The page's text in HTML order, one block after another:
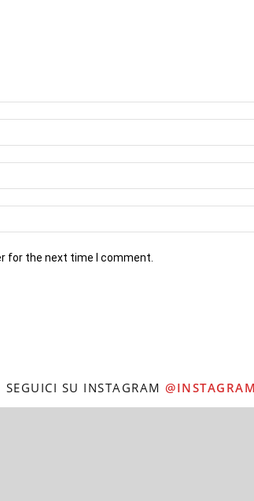
for the next time I comment.
SEGUICI SU INSTAGRAM